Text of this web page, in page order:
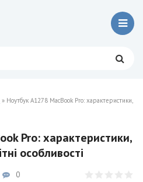
» Ноутбук A1278 MacBook Pro: характеристики,
Pro: характеристики,
особливості
0